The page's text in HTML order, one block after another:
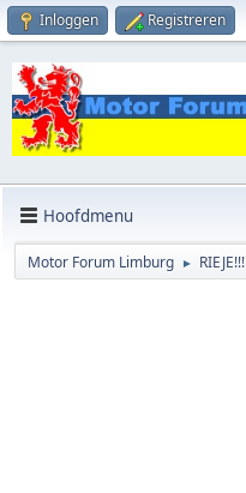
Inloggen Registreren
Hoofdmenu
Motor Forum Limburg ► RIEJE!!!